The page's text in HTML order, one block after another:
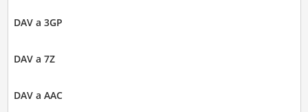
DAV a 3GP
DAV a 7Z
DAV a AAC